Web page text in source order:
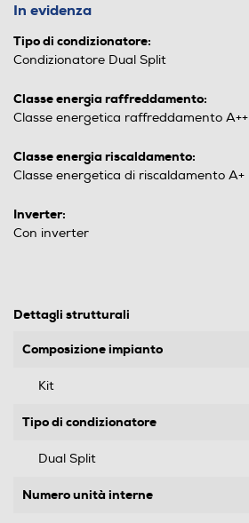
In evidenza
Tipo di condizionatore:
Condizionatore Dual Split
Classe energia raffreddamento:
Classe energetica raffreddamento A++
Classe energia riscaldamento:
Classe energetica di riscaldamento A+
Inverter:
Con inverter
Dettagli strutturali
Composizione impianto
Kit
Tipo di condizionatore
Dual Split
Numero unità interne